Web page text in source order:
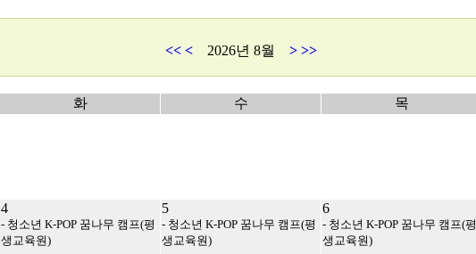
<< < 2026년 8월 > >>
화 수 목
4
- 청소년 K-POP 꿈나무 캠프(평
생교육원)
5
- 청소년 K-POP 꿈나무 캠프(평
생교육원)
6
- 청소년 K-POP 꿈나무 캠프(평
생교육원)